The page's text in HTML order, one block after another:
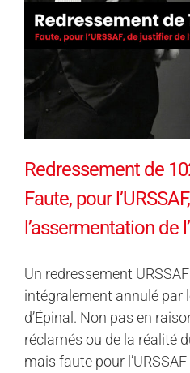
Redressement de
Faute, pour
l’assermentation de
Un redressement
intégralement annulé par
d’Épinal. Non pas en
réclamés ou de la réalité
mais faute pour